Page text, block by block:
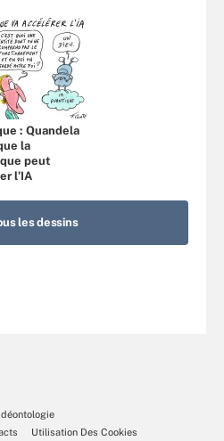
: Quandela
la
peut
l’IA
les dessins
Utilisation Des Cookies